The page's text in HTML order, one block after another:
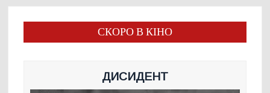
СКОРО В КІНО
ДИСИДЕНТ